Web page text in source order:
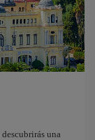
descubrirás una